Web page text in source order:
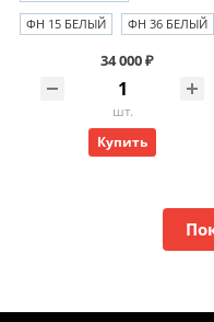
ФН 15 БЕЛЫЙ
ФН 36 БЕЛЫЙ
34 000 ₽
шт.
Купить